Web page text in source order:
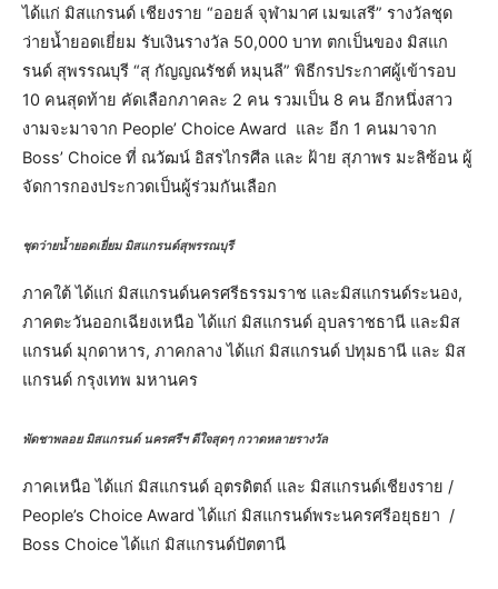
ได้แก่ มิสแกรนด์ เชียงราย “ออยล์ จุฬามาศ เมฆเสรี” รางวัลชุด
ว่ายน้ำยอดเยี่ยม รับเงินรางวัล 50,000 บาท ตกเป็นของ มิสแก
รนด์ สุพรรณบุรี “สุ กัญญณรัชต์ หมุนลี” พิธีกรประกาศผู้เข้ารอบ
10 คนสุดท้าย คัดเลือกภาคละ 2 คน รวมเป็น 8 คน อีกหนึ่งสาว
งามจะมาจาก People’ Choice Award และ อีก 1 คนมาจาก
Boss’ Choice ที่ ณวัฒน์ อิสรไกรศีล และ ฝ้าย สุภาพร มะลิซ้อน ผู้
จัดการกองประกวดเป็นผู้ร่วมกันเลือก
ชุดว่ายน้ำยอดเยี่ยม มิสแกรนด์สุพรรณบุรี
ภาคใต้ ได้แก่ มิสแกรนด์นครศรีธรรมราช และมิสแกรนด์ระนอง,
ภาคตะวันออกเฉียงเหนือ ได้แก่ มิสแกรนด์ อุบลราชธานี และมิส
แกรนด์ มุกดาหาร, ภาคกลาง ได้แก่ มิสแกรนด์ ปทุมธานี และ มิส
แกรนด์ กรุงเทพ มหานคร
พัดชาพลอย มิสแกรนด์ นครศรีฯ ดีใจสุดๆ กวาดหลายรางวัล
ภาคเหนือ ได้แก่ มิสแกรนด์ อุตรดิตถ์ และ มิสแกรนด์เชียงราย /
People’s Choice Award ได้แก่ มิสแกรนด์พระนครศรีอยุธยา /
Boss Choice ได้แก่ มิสแกรนด์ปัตตานี